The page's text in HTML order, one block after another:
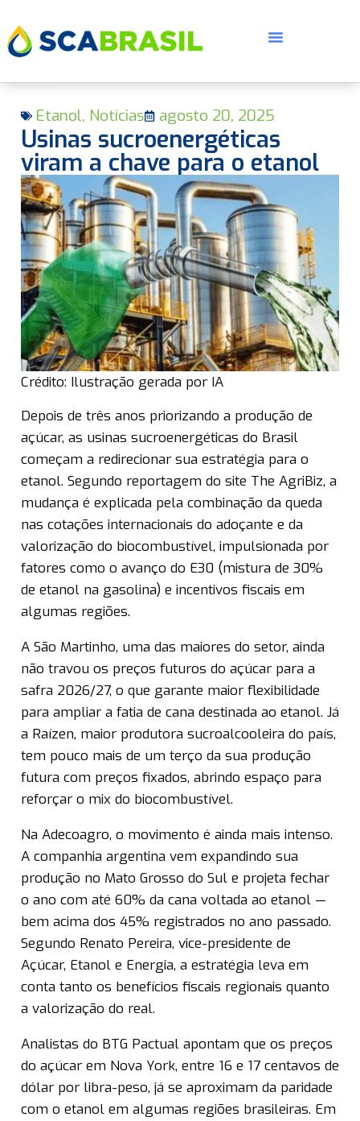
Etanol, Notícias agosto 20, 2025
Usinas sucroenergéticas
viram a chave para o etanol
Crédito: Ilustração gerada por IA
Depois de três anos priorizando a produção de
açúcar, as usinas sucroenergéticas do Brasil
começam a redirecionar sua estratégia para o
etanol. Segundo reportagem do site The AgriBiz, a
mudança é explicada pela combinação da queda
nas cotações internacionais do adoçante e da
valorização do biocombustível, impulsionada por
fatores como o avanço do E30 (mistura de 30%
de etanol na gasolina) e incentivos fiscais em
algumas regiões.
A São Martinho, uma das maiores do setor, ainda
não travou os preços futuros do açúcar para a
safra 2026/27, o que garante maior flexibilidade
para ampliar a fatia de cana destinada ao etanol. Já
a Raízen, maior produtora sucroalcooleira do país,
tem pouco mais de um terço da sua produção
futura com preços fixados, abrindo espaço para
reforçar o mix do biocombustível.
Na Adecoagro, o movimento é ainda mais intenso.
A companhia argentina vem expandindo sua
produção no Mato Grosso do Sul e projeta fechar
o ano com até 60% da cana voltada ao etanol —
bem acima dos 45% registrados no ano passado.
Segundo Renato Pereira, vice-presidente de
Açúcar, Etanol e Energia, a estratégia leva em
conta tanto os benefícios fiscais regionais quanto
a valorização do real.
Analistas do BTG Pactual apontam que os preços
do açúcar em Nova York, entre 16 e 17 centavos de
dólar por libra-peso, já se aproximam da paridade
com o etanol em algumas regiões brasileiras. Em